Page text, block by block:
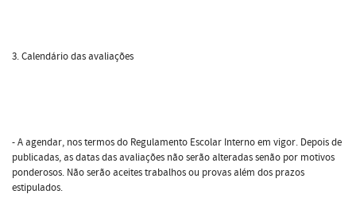
3. Calendário das avaliações
- A agendar, nos termos do Regulamento Escolar Interno em vigor. Depois de
publicadas, as datas das avaliações não serão alteradas senão por motivos
ponderosos. Não serão aceites trabalhos ou provas além dos prazos
estipulados.